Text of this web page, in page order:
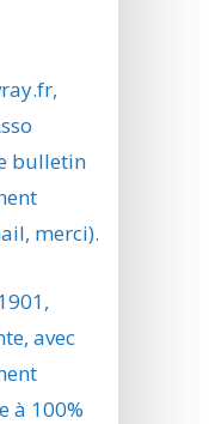
,
bulletin
merci).
avec
à 100%